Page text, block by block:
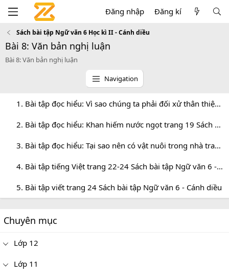
Đăng nhập Đăng kí
Sách bài tập Ngữ văn 6 Học kì II - Cánh diều
Bài 8: Văn bản nghị luận
Bài 8: Văn bản nghị luận
Navigation
1. Bài tập đọc hiểu: Vì sao chúng ta phải đối xử thân thiện với động vật trang 16
2. Bài tập đọc hiểu: Khan hiếm nước ngọt trang 19 Sách bài tập Ngữ văn 6 - Cánh diều
3. Bài tập đọc hiểu: Tại sao nên có vật nuôi trong nhà trang 20 Sách bài tập Cánh diều
4. Bài tập tiếng Việt trang 22-24 Sách bài tập Ngữ văn 6 - Cánh diều
5. Bài tập viết trang 24 Sách bài tập Ngữ văn 6 - Cánh diều
Chuyên mục
Lớp 12
Lớp 11